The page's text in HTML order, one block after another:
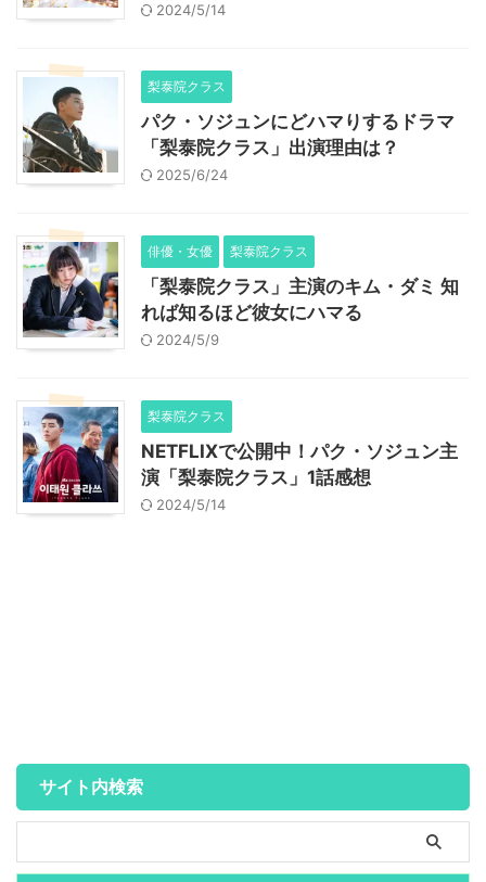
2024/5/14
梨泰院クラス
パク・ソジュンにどハマりするドラマ
「梨泰院クラス」出演理由は？
2025/6/24
俳優・女優 梨泰院クラス
「梨泰院クラス」主演のキム・ダミ 知
れば知るほど彼女にハマる
2024/5/9
梨泰院クラス
NETFLIXで公開中！パク・ソジュン主
演「梨泰院クラス」1話感想
2024/5/14
サイト内検索